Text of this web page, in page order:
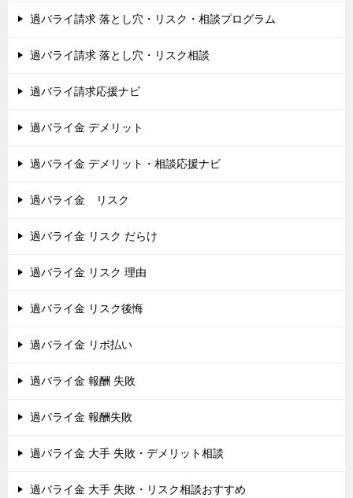
過バライ請求 落とし穴・リスク・相談プログラム
過バライ請求 落とし穴・リスク相談
過バライ請求応援ナビ
過バライ金 デメリット
過バライ金 デメリット・相談応援ナビ
過バライ金 リスク
過バライ金 リスク だらけ
過バライ金 リスク 理由
過バライ金 リスク後悔
過バライ金 リボ払い
過バライ金 報酬 失敗
過バライ金 報酬失敗
過バライ金 大手 失敗・デメリット相談
過バライ金 大手 失敗・リスク相談おすすめ